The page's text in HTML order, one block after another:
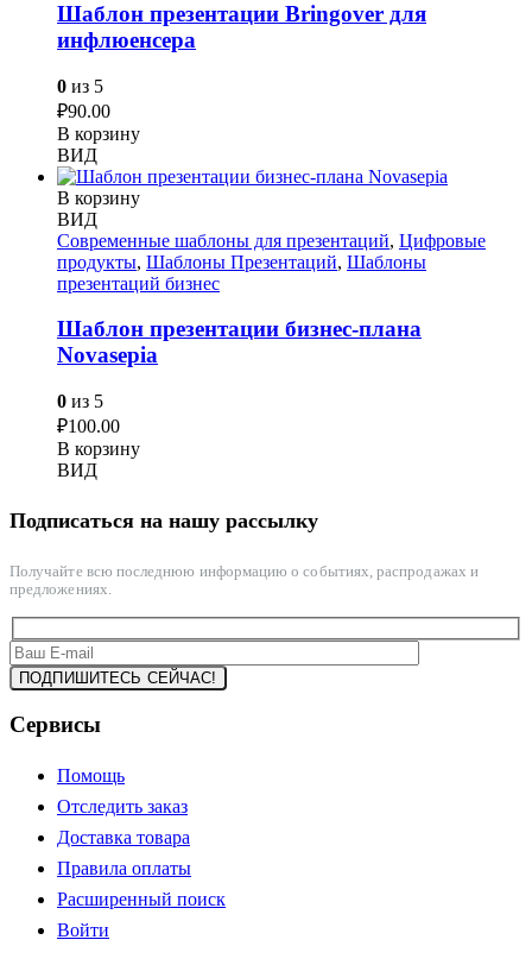
Шаблон презентации Bringover для
инфлюенсера
0 из 5
₽90.00
В корзину
ВИД
В корзину
ВИД
Современные шаблоны для презентаций, Цифровые
продукты, Шаблоны Презентаций, Шаблоны
презентаций бизнес
Шаблон презентации бизнес-плана
Novasepia
0 из 5
₽100.00
В корзину
ВИД
Подписаться на нашу рассылку
Получайте всю последнюю информацию о событиях, распродажах и
предложениях.
Сервисы
Помощь
Отследить заказ
Доставка товара
Правила оплаты
Расширенный поиск
Войти